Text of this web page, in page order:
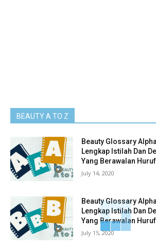
BEAUTY A TO Z
Beauty Glossary
Lengkap Istilah Dan
Yang Berawalan
July 14, 2020
Beauty Glossary
Lengkap Istilah Dan
Yang Berawalan
July 15, 2020